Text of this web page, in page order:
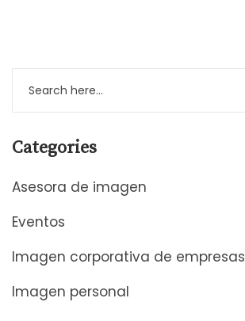
Categories
Asesora de imagen
Eventos
Imagen corporativa de empresas
Imagen personal